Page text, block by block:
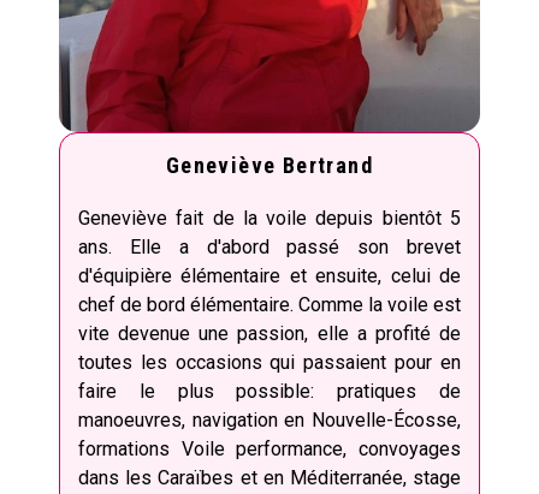
Geneviève Bertrand
Geneviève fait de la voile depuis bientôt 5
ans. Elle a d'abord passé son brevet
d'équipière élémentaire et ensuite, celui de
chef de bord élémentaire. Comme la voile est
vite devenue une passion, elle a profité de
toutes les occasions qui passaient pour en
faire le plus possible: pratiques de
manoeuvres, navigation en Nouvelle-Écosse,
formations Voile performance, convoyages
dans les Caraïbes et en Méditerranée, stage